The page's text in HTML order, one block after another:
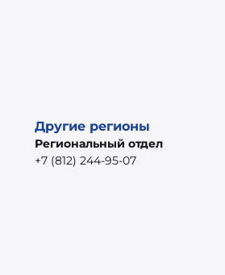
Другие регионы
Региональный отдел
+7 (812) 244-95-07